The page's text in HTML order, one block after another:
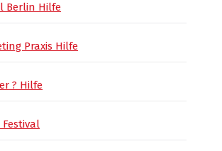
Berlin Hilfe
Praxis Hilfe
? Hilfe